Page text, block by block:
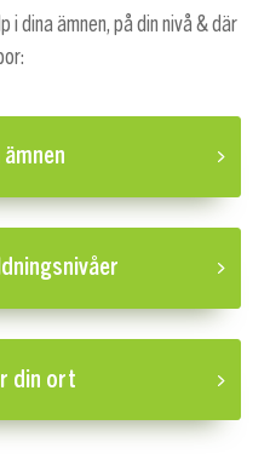
dina ämnen, på din nivå & där
ämnen
din ort